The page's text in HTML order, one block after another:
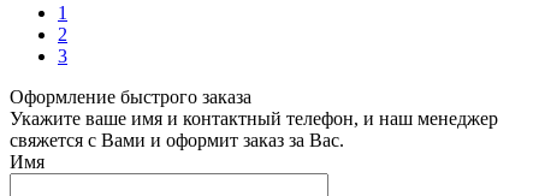
1
2
3
Оформление быстрого заказа
Укажите ваше имя и контактный телефон, и наш менеджер
свяжется с Вами и оформит заказ за Вас.
Имя